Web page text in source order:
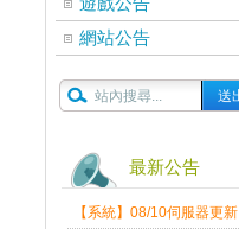
網站公告
最新公告
【系統】08/10伺服器更新